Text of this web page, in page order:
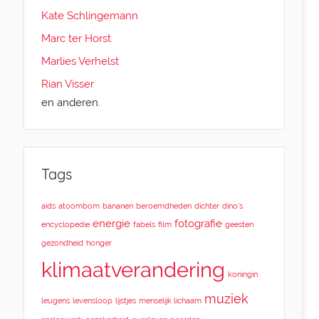
Kate Schlingemann
Marc ter Horst
Marlies Verhelst
Rian Visser
en anderen.
Tags
aids atoombom bananen beroemdheden dichter dino’s
encyclopedie energie fabels film fotografie geesten
gezondheid honger
klimaatverandering koningin
leugens levensloop lijstjes menselijk lichaam muziek